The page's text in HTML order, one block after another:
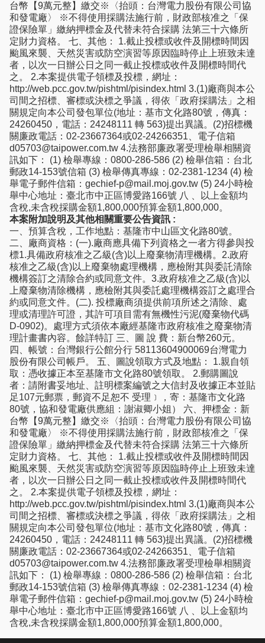
台幣【9萬元整】繳交※〈抬頭：台灣電力股份有限公司協
和發電廠〉 ※不得使用採購法施行前，財政部核准之「保
證保險單」繳納押標金及代替未符合採購 法第三十六條所
定財力資格。 七、其他： 1.截止投標或收件及開標時間因
颱風來襲、天然災害或防空演習等原因臨時停止上班致未達
者，以次一日辦公日之同一截止投標或收件及開標時間代
之。 2.本案提供電子領標及投標，網址：
http://web.pcc.gov.tw/pishtml/pisindex.html 3.(1)廠商與本公
司間之招標、審標或決標之爭議，得依「政府採購法」之相
關規定向本公司發包單位(地址：基市文化路80號，傳真：
24260450，電話：24248111 轉 563)提出異議。(2)招標機
關廉政電話：02-23667364或02-24266351、電子信箱
d05703@taipower.com.tw 4.法務部廉政署受理檢舉相關資
訊如下： (1) 檢舉專線：0800-286-586 (2) 檢舉信箱：台北
郵政14-153號信箱 (3) 檢舉傳真專線：02-2381-1234 (4) 檢
舉電子郵件信箱：gechief-p@mail.moj.gov.tw (5) 24小時檢
舉中心地址：臺北市中正區博愛路166號 八 、以上金額均
含稅,未含稅採購金額1,800,000預算金額1,800,000。
本案附加說明及其他相關重要公告資訊 :
一、預算含稅，工作地點：基隆市中山區文化路80號。
二、廠商資格：(一).廠商應具備下列資格之一者方得參與投
標1.具備政府核准之乙級(含)以上廢棄物清理機構。2.政府
核准之乙級(含)以上廢棄物處理機構，應檢附其與委託清除
機構簽訂之清除合約或同意文件。3.政府核准之乙級(含)以
上廢棄物清除機構，應檢附其與委託處理機構簽訂之處理合
約或同意文件。(二). 投標廠商須提供前項所述之清除、處
理或清理許可證，其許可項目需有無機性污泥(廢棄物代碼
D-0902)。處理方式須依本廠經基隆市政府核准之廢棄物清
理計畫書內容。餘詳特訂 三、圖 說 費：新台幣260元。
四、帳號：台灣銀行公館分行 58113604900069台灣電力
股份有限公司帳戶。 五、圖說領取方式及地點： 1.親自領
取：憑收據正本至基隆市文化路80號領取。 2.郵購圖說
者：請附書妥地址、註明標案編號之大信封及收據正本並貼
足107元郵票，郵資不足恕不 受理﹞，寄：基隆市文化路
80號，協和發電廠供應組：謝淑卿小姐） 六、押標金：新
台幣【9萬元整】繳交※〈抬頭：台灣電力股份有限公司協
和發電廠〉 ※不得使用採購法施行前，財政部核准之「保
證保險單」繳納押標金及代替未符合採購 法第三十六條所
定財力資格。 七、其他： 1.截止投標或收件及開標時間因
颱風來襲、天然災害或防空演習等原因臨時停止上班致未達
者，以次一日辦公日之同一截止投標或收件及開標時間代
之。 2.本案提供電子領標及投標，網址：
http://web.pcc.gov.tw/pishtml/pisindex.html 3.(1)廠商與本公
司間之招標、審標或決標之爭議，得依「政府採購法」之相
關規定向本公司發包單位(地址：基市文化路80號，傳真：
24260450，電話：24248111 轉 563)提出異議。(2)招標機
關廉政電話：02-23667364或02-24266351、電子信箱
d05703@taipower.com.tw 4.法務部廉政署受理檢舉相關資
訊如下： (1) 檢舉專線：0800-286-586 (2) 檢舉信箱：台北
郵政14-153號信箱 (3) 檢舉傳真專線：02-2381-1234 (4) 檢
舉電子郵件信箱：gechief-p@mail.moj.gov.tw (5) 24小時檢
舉中心地址：臺北市中正區博愛路166號 八 、以上金額均
含稅,未含稅採購金額1,800,000預算金額1,800,000。